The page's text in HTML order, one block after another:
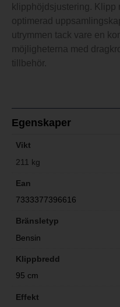
klipphöjdsjustering. Klipp
optimerad
utrymmen tack vare en
möjligheterna med
tillbehör.
Egenskaper
Vikt
211 kg
Ean
7333377396616
Bränsletyp
Bensin
Klippbredd
95 cm
Effekt